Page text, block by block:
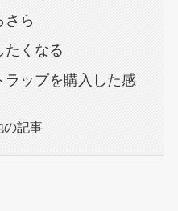
さら
たくなる
ラップを購入した感
記事